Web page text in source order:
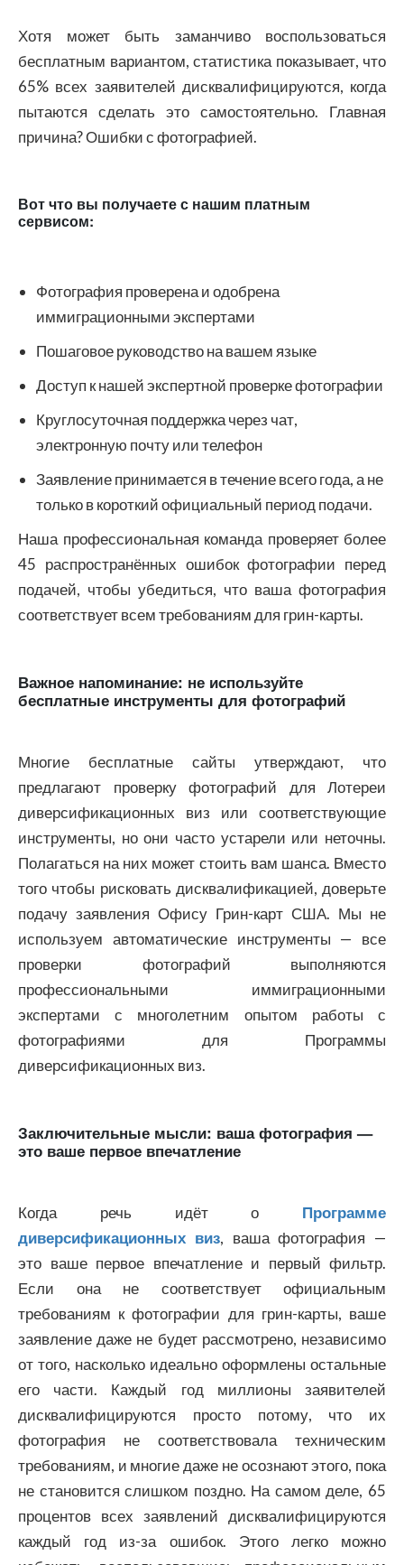
Хотя может быть заманчиво воспользоваться
бесплатным вариантом, статистика показывает, что
65% всех заявителей дисквалифицируются, когда
пытаются сделать это самостоятельно. Главная
причина? Ошибки с фотографией.
Вот что вы получаете с нашим платным
сервисом:
Фотография проверена и одобрена
иммиграционными экспертами
Пошаговое руководство на вашем языке
Доступ к нашей экспертной проверке фотографии
Круглосуточная поддержка через чат,
электронную почту или телефон
Заявление принимается в течение всего года, а не
только в короткий официальный период подачи.
Наша профессиональная команда проверяет более
45 распространённых ошибок фотографии перед
подачей, чтобы убедиться, что ваша фотография
соответствует всем требованиям для грин-карты.
Важное напоминание: не используйте
бесплатные инструменты для фотографий
Многие бесплатные сайты утверждают, что
предлагают проверку фотографий для Лотереи
диверсификационных виз или соответствующие
инструменты, но они часто устарели или неточны.
Полагаться на них может стоить вам шанса. Вместо
того чтобы рисковать дисквалификацией, доверьте
подачу заявления Офису Грин-карт США. Мы не
используем автоматические инструменты — все
проверки фотографий выполняются
профессиональными иммиграционными
экспертами с многолетним опытом работы с
фотографиями для Программы
диверсификационных виз.
Заключительные мысли: ваша фотография —
это ваше первое впечатление
Когда речь идёт о Программе
диверсификационных виз, ваша фотография —
это ваше первое впечатление и первый фильтр.
Если она не соответствует официальным
требованиям к фотографии для грин-карты, ваше
заявление даже не будет рассмотрено, независимо
от того, насколько идеально оформлены остальные
его части. Каждый год миллионы заявителей
дисквалифицируются просто потому, что их
фотография не соответствовала техническим
требованиям, и многие даже не осознают этого, пока
не становится слишком поздно. На самом деле, 65
процентов всех заявлений дисквалифицируются
каждый год из-за ошибок. Этого легко можно